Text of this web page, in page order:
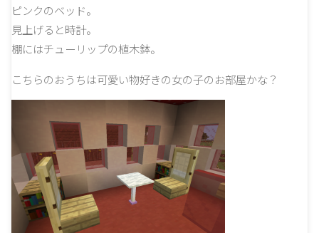
ピンクのベッド。
見上げると時計。
棚にはチューリップの植木鉢。
こちらのおうちは可愛い物好きの女の子のお部屋かな？